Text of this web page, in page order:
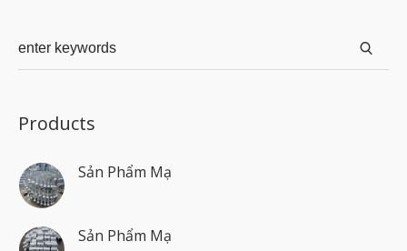
Products
Sản Phẩm Mạ
Sản Phẩm Mạ